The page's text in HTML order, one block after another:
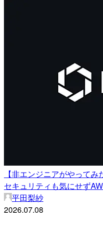
【非エンジニアがやって
セキュリティも気にせず
平田梨紗
2026.07.08